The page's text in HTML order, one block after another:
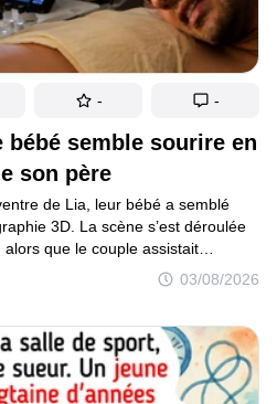
bébé semble sourire en
son père
03/08/2026
de Lia, leur bébé a semblé
3D. La scène s’est déroulée
que le couple assistait
de plusieurs proches. Le futur
a embrassé son ventre
Quelques secondes plus tard, les
le moniteur, formant une
à un sourire.
- -